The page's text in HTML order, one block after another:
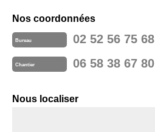
Nos coordonnées
Bureau 02 52 56 75 68
Chantier 06 58 38 67 80
Nous localiser